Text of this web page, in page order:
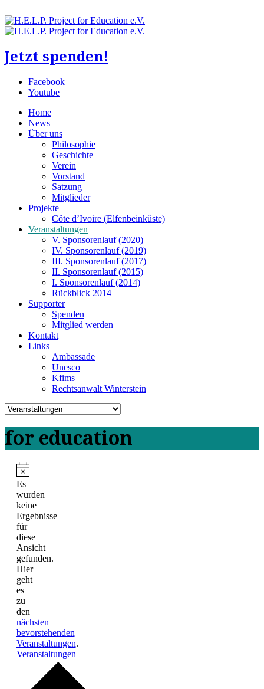
Jetzt spenden!
Facebook
Youtube
Home
News
Über uns
Philosophie
Geschichte
Verein
Vorstand
Satzung
Mitglieder
Projekte
Côte d’Ivoire (Elfenbeinküste)
Veranstaltungen
V. Sponsorenlauf (2020)
IV. Sponsorenlauf (2019)
III. Sponsorenlauf (2017)
II. Sponsorenlauf (2015)
I. Sponsorenlauf (2014)
Rückblick 2014
Supporter
Spenden
Mitglied werden
Kontakt
Links
Ambassade
Unesco
Kfims
Rechtsanwalt Winterstein
for education
Es
wurden
keine
Ergebnisse
für
diese
Ansicht
gefunden.
Hier
geht
es
zu
den
nächsten
bevorstehenden
Veranstaltungen.
Veranstaltungen